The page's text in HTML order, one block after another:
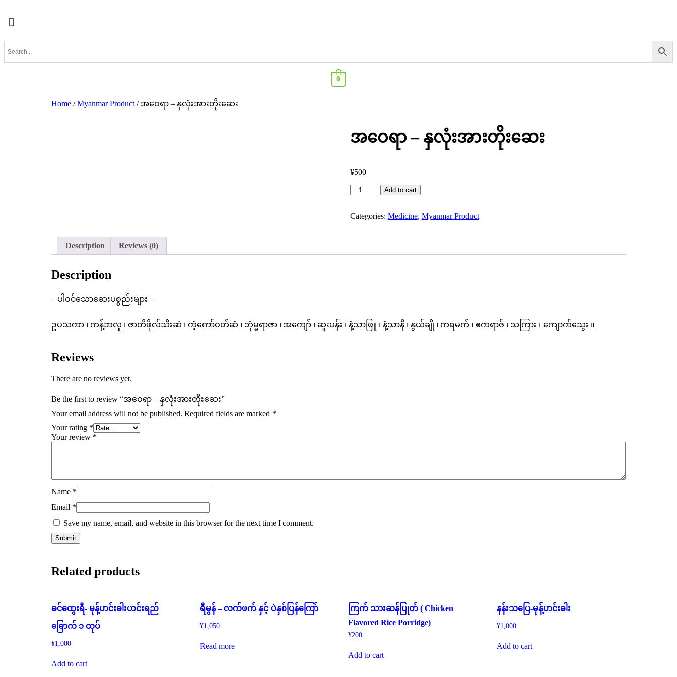
0
Home /Myanmar Product / အဝေရာ – နှလုံးအားတိုးဆေး
အဝေရာ – နှလုံးအားတိုးဆေး
¥500
Add to cart
Categories: Medicine, Myanmar Product
Description Reviews (0)
Description
– ပါဝင်သောဆေးပစ္စည်းများ –
ဥပသကာ ၊ ကန့်ဘလူ ၊ ဇာတိဖိုလ်သီးဆံ ၊ ကံ့ကော်ဝတ်ဆံ ၊ ဘုံမ္မရာဇာ ၊ အကျော် ၊ ဆူးပန်း ၊ နံ့သာဖြူ ၊ နံ့သာနီ ၊ နွယ်ချို ၊ ကရမက် ၊ ဧကရာဇ် ၊ သကြား ၊ ကျောက်သွေး ။
Reviews
There are no reviews yet.
Be the first to review “အဝေရာ – နှလုံးအားတိုးဆေး”
Your email address will not be published. Required fields are marked *
Your rating *
Your review *
Name *
Email *
Save my name, email, and website in this browser for the next time I comment.
Related products
ခင်ထွေးရီ- မုန့်ဟင်းခါးဟင်းရည်
ခြောက် ၁ ထုပ်
¥1,000
Add to cart
ရီမွန် – လက်ဖက် နှင့် ပဲနှစ်ပြန်ကြော်
¥1,050
Read more
ကြက် သားဆန်ပြုတ် ( Chicken
Flavored Rice Porridge)
¥200
Add to cart
နန်းသပြေ-မုန့်ဟင်းခါး
¥1,000
Add to cart